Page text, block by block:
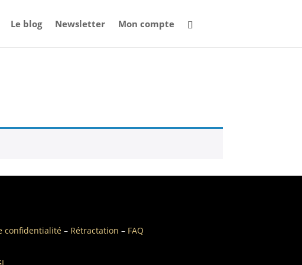
Le blog Newsletter Mon compte
confidentialité – Rétractation – FAQ